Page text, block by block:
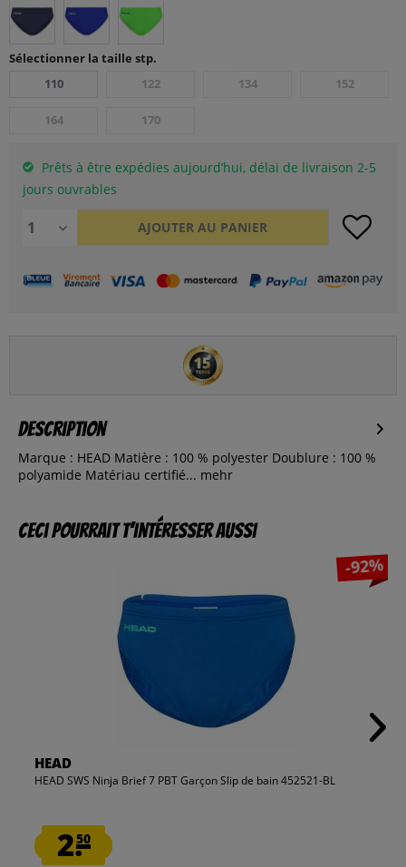
Sélectionner la taille stp.
110
122 134 152
164 170
Prêts à être expédies aujourd’hui, délai de livraison 2-5
jours ouvrables
AJOUTER AU PANIER
Description
Marque : HEAD Matière : 100 % polyester Doublure : 100 %
polyamide Matériau certifié... mehr
Ceci pourrait t’intéresser aussi
-92%
HEAD
HEAD SWS Ninja Brief 7 PBT Garçon Slip de bain 452521-BL
2.50